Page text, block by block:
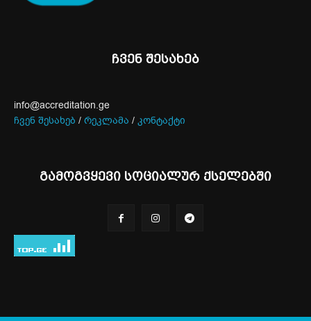
ჩვენ შესახებ
info@accreditation.ge
ჩვენ შესახებ / რეკლამა / კონტაქტი
გამოგვყევი სოციალურ ქსელებში